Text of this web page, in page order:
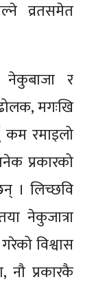
व्रतसमेत
नेकुबाजा र
मगःखि
कम रमाइलो
प्रकारको
। लिच्छवि
नेकुजात्रा
विश्वास
नौ प्रकारकै